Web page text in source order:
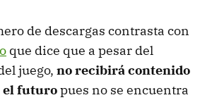
de descargas contrasta con
que dice que a pesar del
juego, no recibirá contenido
el futuropues no se encuentra